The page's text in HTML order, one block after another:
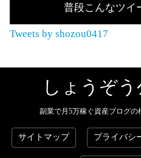
普段こんなツイ
Tweets by shozou0417
しょうぞ
副業で月5万稼ぐ資産ブログの
サイトマップ プライバシ